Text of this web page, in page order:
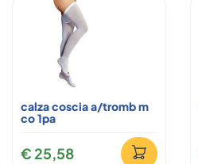
calza coscia a/tromb m
co 1pa
€ 25,58